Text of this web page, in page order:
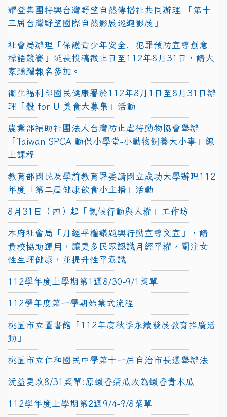
耀登集團特與台灣野望自然傳播社共同辦理 「第十
三屆台灣野望國際自然影展巡迴影展」
社會局辦理「保護青少年安全．犯罪預防宣導創意
標語競賽」延長投稿截止日至112年8月31日，請大
家踴躍報名參加。
衛生福利部國民健康署於112年8月1日至8月31日辦
理「穀 for U 美食大募集」活動
農業部補助社團法人台灣防止虐待動物協會舉辦
「Taiwan SPCA 動保小學堂-小動物飼養大小事」線
上課程
教育部國民及學前教育署委請國立成功大學辦理112
年度「第二屆健康飲食小主播」活動
8月31日（四）起「氣候行動與人權」工作坊
本府社會局「月經平權議題與行動宣導文宣」，請
貴校協助運用，讓更多民眾認識月經平權，關注女
性生理健康，並提升性平意識
112學年度上學期第1週8/30-9/1菜單
112學年度第一學期始業式流程
桃園市立圖書館「112年度秋季永續發展教育推廣活
動」
桃園市立仁和國民中學第十一屆自治市長選舉辦法
沅益更改8/31菜單:原蝦香蒲瓜改為蝦香青木瓜
112學年度上學期第2週9/4-9/8菜單